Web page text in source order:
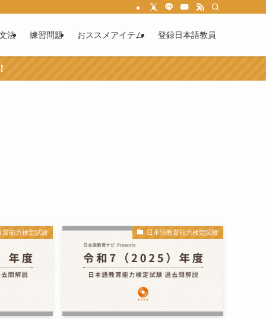
法 練習問題 おススメアイテム 登録日本語教員
育能力検定試験 日本語教育能力検定試験